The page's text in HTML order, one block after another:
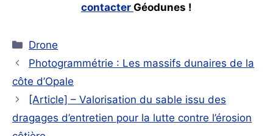
contacter Géodunes !
Catégories
Drone
Photogrammétrie : Les massifs dunaires de la
côte d’Opale
[Article] – Valorisation du sable issu des
dragages d’entretien pour la lutte contre l’érosion